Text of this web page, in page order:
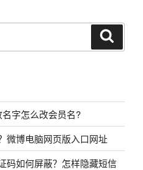
字怎么改会员名?
微博电脑网页版入口网址
码如何屏蔽？怎样隐藏短信